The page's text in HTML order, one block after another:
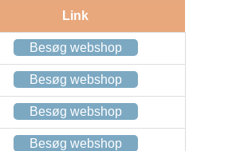
Link
Besøg webshop
Besøg webshop
Besøg webshop
Besøg webshop